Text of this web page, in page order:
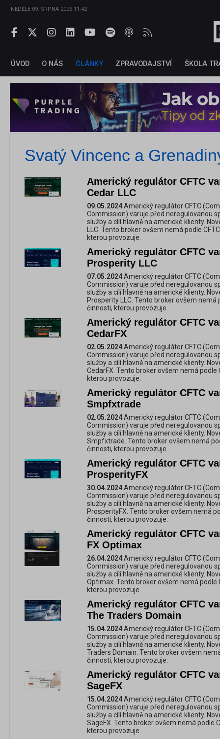
NEDĚLE 09. SRPNA 2026 11:42
ÚVOD O NÁS ČLÁNKY ZPRAVODAJSTVÍ ŠKOLA
Svatý Vincenc a
Americký regulátor CFTC
Cedar LLC
09.05.2024Americký regulátor CFTC
Commission) varuje před neregulovanou
služby a cílí hlavně na americké klienty.
LLC. Tento broker ovšem nemá podle
kterou provozuje.
Americký regulátor CFTC
Prosperity LLC
07.05.2024Americký regulátor CFTC
Commission) varuje před neregulovanou
služby a cílí hlavně na americké klienty.
Prosperity LLC. Tento broker ovšem nemá
činnosti, kterou provozuje.
Americký regulátor CFTC
CedarFX
02.05.2024Americký regulátor CFTC
Commission) varuje před neregulovanou
služby a cílí hlavně na americké klienty.
CedarFX. Tento broker ovšem nemá podle
kterou provozuje.
Americký regulátor CFTC
Smpfxtrade
02.05.2024Americký regulátor CFTC
Commission) varuje před neregulovanou
služby a cílí hlavně na americké klienty.
Smpfxtrade. Tento broker ovšem nemá
činnosti, kterou provozuje.
Americký regulátor CFTC
ProsperityFX
30.04.2024Americký regulátor CFTC
Commission) varuje před neregulovanou
služby a cílí hlavně na americké klienty.
ProsperityFX. Tento broker ovšem nemá
činnosti, kterou provozuje.
Americký regulátor CFTC
FX Optimax
26.04.2024Americký regulátor CFTC
Commission) varuje před neregulovanou
služby a cílí hlavně na americké klienty.
Optimax. Tento broker ovšem nemá podle
kterou provozuje.
Americký regulátor CFTC
The Traders Domain
15.04.2024Americký regulátor CFTC
Commission) varuje před neregulovanou
služby a cílí hlavně na americké klienty.
Traders Domain. Tento broker ovšem
činnosti, kterou provozuje.
Americký regulátor CFTC
SageFX
15.04.2024Americký regulátor CFTC
Commission) varuje před neregulovanou
služby a cílí hlavně na americké klienty.
SageFX. Tento broker ovšem nemá podle
kterou provozuje.